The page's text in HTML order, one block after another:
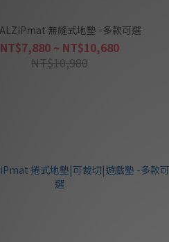
韓國 ALZiPmat 無縫式地墊 -多款可選
NT$7,880 ~ NT$10,680
NT$10,980